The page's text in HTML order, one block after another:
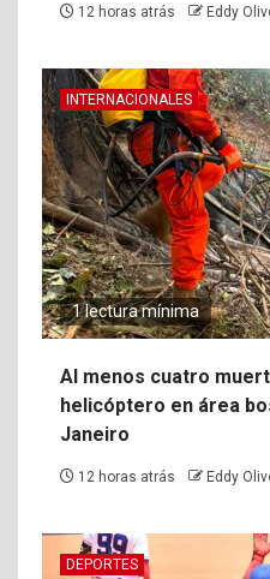
12 horas atrás Eddy
INTERNACIONALES
1 lectura mínima
Al menos cuatro
helicóptero en área
Janeiro
12 horas atrás Eddy
DEPORTES